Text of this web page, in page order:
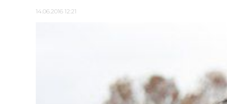
14.06.2016 12:21